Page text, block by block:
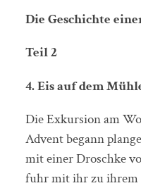
Die Geschichte
Teil 2
4. Eis auf dem
Die Exkursion am
Advent begann
mit einer Droschke
fuhr mit ihr zu ihrem